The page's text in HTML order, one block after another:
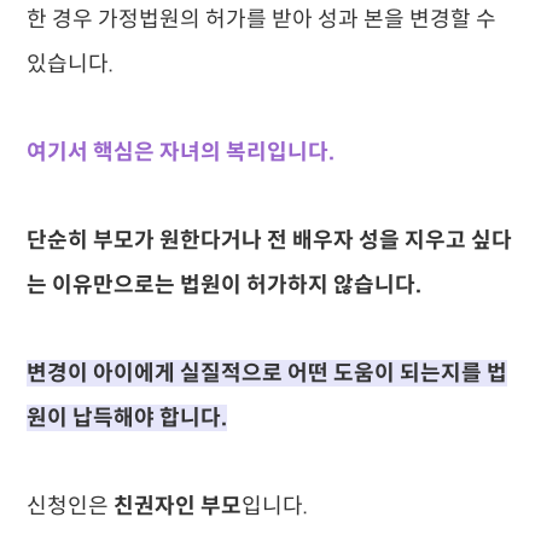
한 경우 가정법원의 허가를 받아 성과 본을 변경할 수
있습니다.
여기서 핵심은 자녀의 복리입니다.
단순히 부모가 원한다거나 전 배우자 성을 지우고 싶다
는 이유만으로는 법원이 허가하지 않습니다.
변경이 아이에게 실질적으로 어떤 도움이 되는지를 법
원이 납득해야 합니다.
신청인은 친권자인 부모입니다.